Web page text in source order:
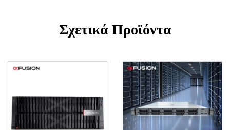
Σχετικά Προϊόντα